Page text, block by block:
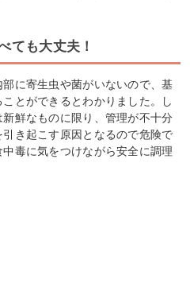
ても大丈夫！
に寄生虫や菌がいないので、基
とができるとわかりました。し
鮮なものに限り、管理が不十分
き起こす原因となるので危険で
毒に気をつけながら安全に調理